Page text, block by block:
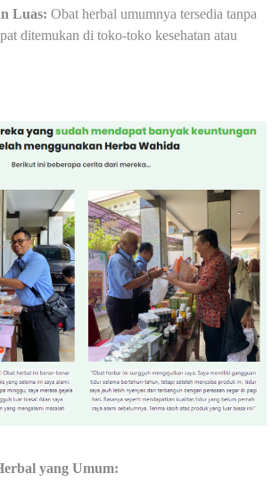
Luas: Obat herbal umumnya tersedia tanpa
ditemukan di toko-toko kesehatan atau
yang Umum: